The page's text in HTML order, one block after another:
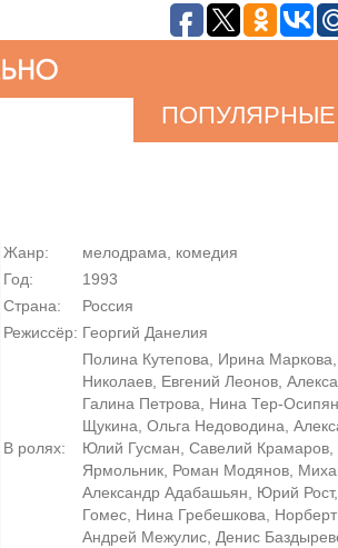
Жанр:
мелодрама, комедия
Год:
1993
Страна:
Россия
Режиссёр: Георгий Данелия
В ролях:
Полина Кутепова, Ирина
Николаев, Евгений Леонов,
Галина Петрова, Нина Тер-
Щукина, Ольга Недоводина,
Юлий Гусман, Савелий Крамаров,
Ярмольник, Роман Модянов,
Александр Адабашьян, Юрий
Гомес, Нина Гребешкова, Норберт
Андрей Межулис, Денис